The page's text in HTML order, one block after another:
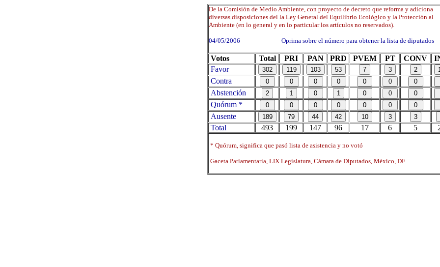
De la Comisión de Medio Ambiente, con proyecto de decreto que reforma y adiciona
diversas disposiciones del la Ley General del Equilibrio Ecológico y la Protección al
Ambiente (en lo general y en lo particular los artículos no reservados).
04/05/2006 Oprima sobre el número para obtener la lista de diputados
Votos Total PRI PAN PRD PVEM PT CONV
Favor
Contra
Abstención
Quórum *
Ausente
Total
493 199 147 96 17 6 5
* Quórum, significa que pasó lista de asistencia y no votó
Gaceta Parlamentaria, LIX Legislatura, Cámara de Diputados, México, DF